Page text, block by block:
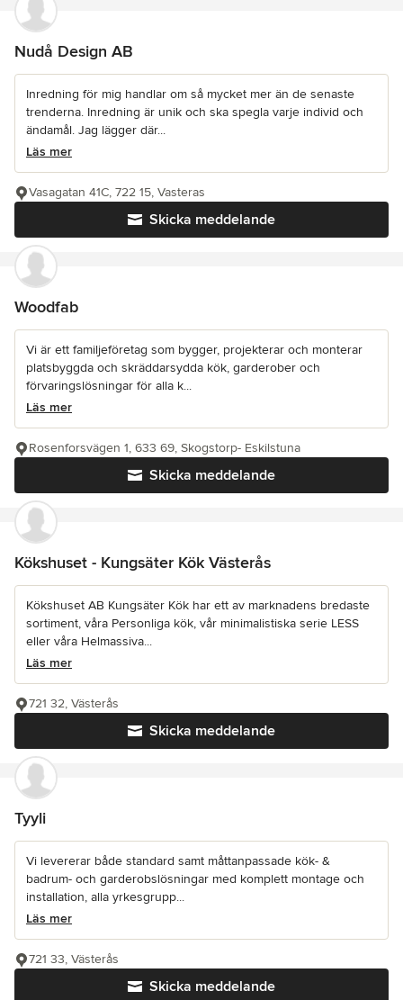
Nudå Design AB
Inredning för mig handlar om så mycket mer än de senaste
trenderna. Inredning är unik och ska spegla varje individ och
ändamål. Jag lägger där...
Läs mer
Skicka meddelande
Vasagatan 41C, 722 15, Vasteras
Woodfab
Vi är ett familjeföretag som bygger, projekterar och monterar
platsbyggda och skräddarsydda kök, garderober och
förvaringslösningar för alla k...
Läs mer
Skicka meddelande
Rosenforsvägen 1, 633 69, Skogstorp- Eskilstuna
Kökshuset - Kungsäter Kök Västerås
Kökshuset AB Kungsäter Kök har ett av marknadens bredaste
sortiment, våra Personliga kök, vår minimalistiska serie LESS
eller våra Helmassiva...
Läs mer
Skicka meddelande
721 32, Västerås
Tyyli
Vi levererar både standard samt måttanpassade kök- &
badrum- och garderobslösningar med komplett montage och
installation, alla yrkesgrupp...
Läs mer
Skicka meddelande
721 33, Västerås